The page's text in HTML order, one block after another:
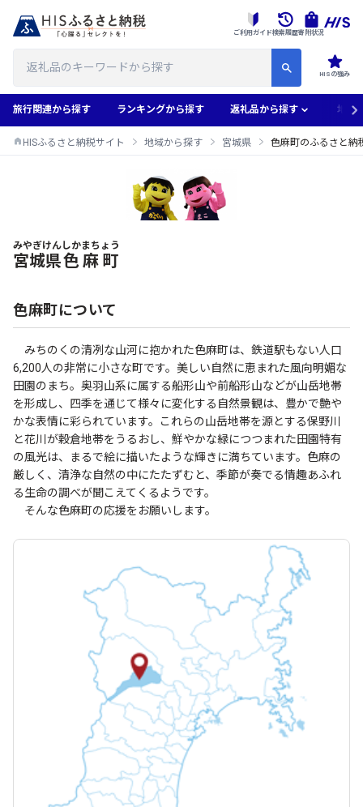
HISの強み
ご利用ガイド検索履歴寄附状況
旅行関連から探す ランキングから探す 返礼品から探す 地域
HISふるさと納税サイト 地域から探す 宮城県 色麻町のふるさと納
色麻町のふるさと納税返礼品一覧
宮城県
みやぎけん
色麻町
しかまちょう
色麻町について
みちのくの清冽な山河に抱かれた色麻町は、鉄道駅もない人口
6,200人の非常に小さな町です。美しい自然に恵まれた風向明媚な
田園のまち。奥羽山系に属する船形山や前船形山などが山岳地帯
を形成し、四季を通じて様々に変化する自然景観は、豊かで艶や
かな表情に彩られています。これらの山岳地帯を源とする保野川
と花川が穀倉地帯をうるおし、鮮やかな緑につつまれた田園特有
の風光は、まるで絵に描いたような輝きに満ちています。色麻の
厳しく、清浄な自然の中にたたずむと、季節が奏でる情趣あふれ
る生命の調べが聞こえてくるようです。
そんな色麻町の応援をお願いします。